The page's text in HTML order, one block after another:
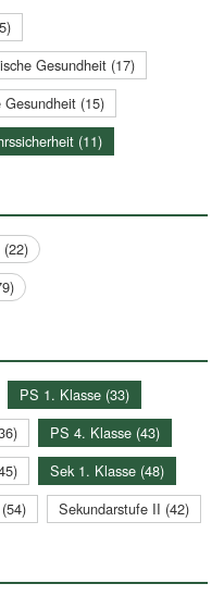
Gesundheit (17)
Gesundheit (15)
(11)
(22)
PS 1. Klasse (33)
PS 4. Klasse (43)
Sek 1. Klasse (48)
Sekundarstufe II (42)